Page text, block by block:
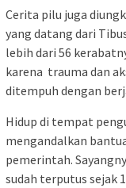
Cerita pilu juga
yang datang dari
lebih dari 56
karena trauma dan
ditempuh dengan
Hidup di tempat
mengandalkan
pemerintah.
sudah terputus sejak